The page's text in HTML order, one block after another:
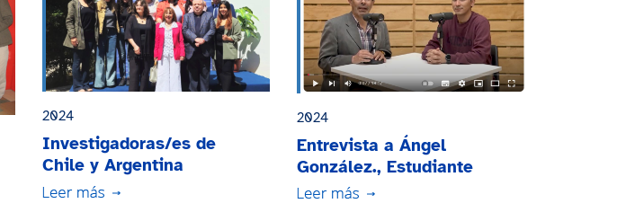
2024
Investigadoras/es de
Chile y Argentina
comparten experiencias
2024
Entrevista a Ángel
González., Estudiante
Ing. Civil Industrial,